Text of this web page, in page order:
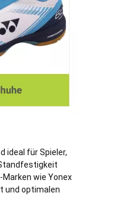
ideal für Spieler,
Marken wie Yonex
und optimalen